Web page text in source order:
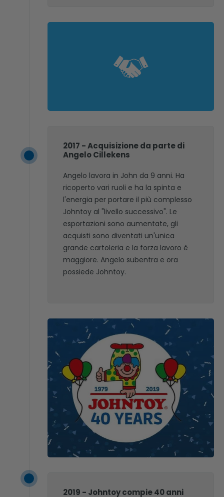
2017 - Acquisizione da parte di
Angelo Cillekens
Angelo lavora in John da 9 anni. Ha
ricoperto vari ruoli e ha la spinta e
l'energia per portare il più complesso
Johntoy al "livello successivo". Le
esportazioni sono aumentate, gli
acquisti sono diventati un'unica
grande cartoleria e la forza lavoro è
maggiore. Angelo subentra e ora
possiede Johntoy.
2019 - Johntoy compie 40 anni